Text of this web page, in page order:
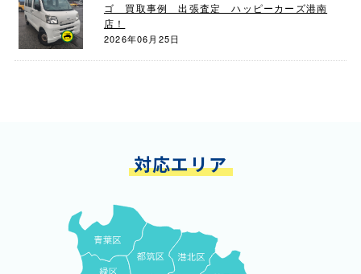
ゴ 買取事例 出張査定 ハッピーカーズ港南
店！
2026年06月25日
対応エリア